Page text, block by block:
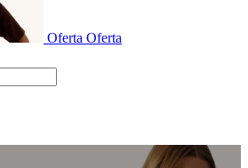
Oferta Oferta